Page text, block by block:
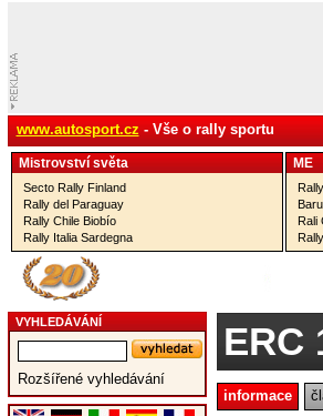
www.autosport.cz - Vše o rally sportu
Mistrovství­ světa
Secto Rally Finland
Rally del Paraguay
Rally Chile Biobío
Rally Italia Sardegna
ME
Rali
VYHLEDÁVÁNÍ
Rozšířené vyhledávání
ERC
informace